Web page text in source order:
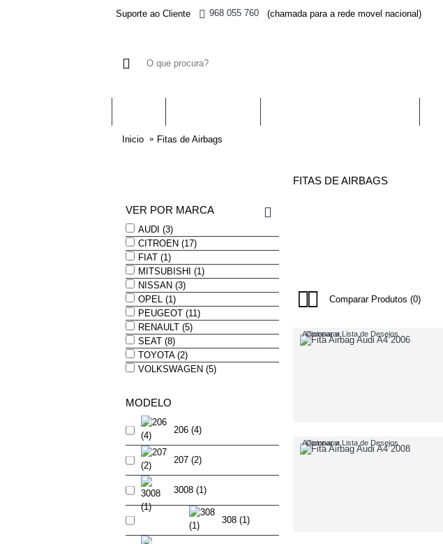
Suporte ao Cliente 968 055 760 (chamada para a rede movel nacional)
Inicio Fitas de Airbags
VER POR MARCA
AUDI (3)
CITROEN (17)
FIAT (1)
MITSUBISHI (1)
NISSAN (3)
OPEL (1)
PEUGEOT (11)
RENAULT (5)
SEAT (8)
TOYOTA (2)
VOLKSWAGEN (5)
MODELO
206 (4)
207 (2)
3008 (1)
308 (1)
FITAS DE AIRBAGS
Comparar Produtos (0)
Adicionar a Lista de Desejos
Comparar
Adicionar a Lista de Desejos
Comparar